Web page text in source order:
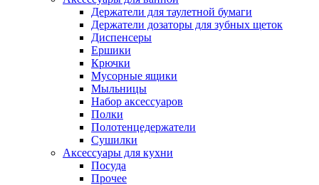
Держатели для таулетной бумаги
Держатели дозаторы для зубных щеток
Диспенсеры
Ершики
Крючки
Мусорные ящики
Мыльницы
Набор аксессуаров
Полки
Полотенцедержатели
Сушилки
Аксессуары для кухни
Посуда
Прочее